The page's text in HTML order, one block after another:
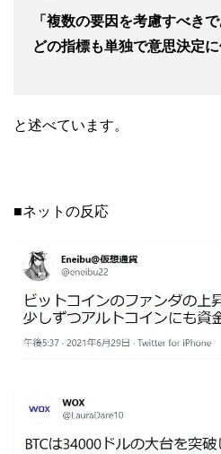
「複数の要因を考慮すべきで
どの指標も単独で意思決定
と述べています。
■ネットの反応